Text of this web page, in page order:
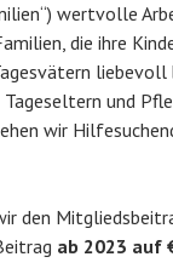
wertvolle
die ihre
und
wir
den
ab 2023 auf